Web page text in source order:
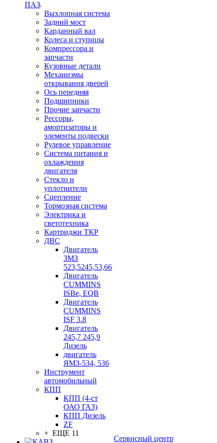
ПАЗ
Выхлопная система
Задний мост
Карданный вал
Колеса и ступицы
Компрессора и
запчасти
Кузовные детали
Механизмы
открывания дверей
Ось передняя
Подшипники
Прочие запчасти
Рессоры,
амортизаторы и
элементы подвески
Рулевое управление
Система питания и
охлаждения
двигателя
Стекло и
уплотнители
Сцепление
Тормозная система
Электрика и
светотехника
Картриджи ТКР
ДВС
Двигатель
ЗМЗ
523,5245,53,66
Двигатель
CUMMINS
ISBe, EQB
Двигатель
CUMMINS
ISF 3.8
Двигатель
245,7 245,9
Дизель
двигатель
ЯМЗ-534, 536
Инструмент
автомобильный
КПП
КПП (4-ст
ОАО ГАЗ)
КПП Дизель
ZF
+ ЕЩЕ 11
Сервисный центр